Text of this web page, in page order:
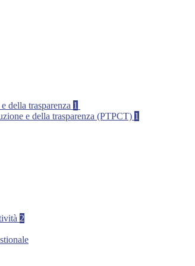
della trasparenza 1
e della trasparenza (PTPCT) 1
2